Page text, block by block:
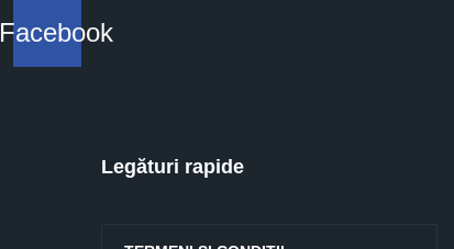
Facebook
Legături rapide